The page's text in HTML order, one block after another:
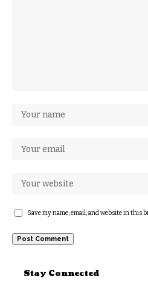
Save my name, email, and website in this
Stay Connected